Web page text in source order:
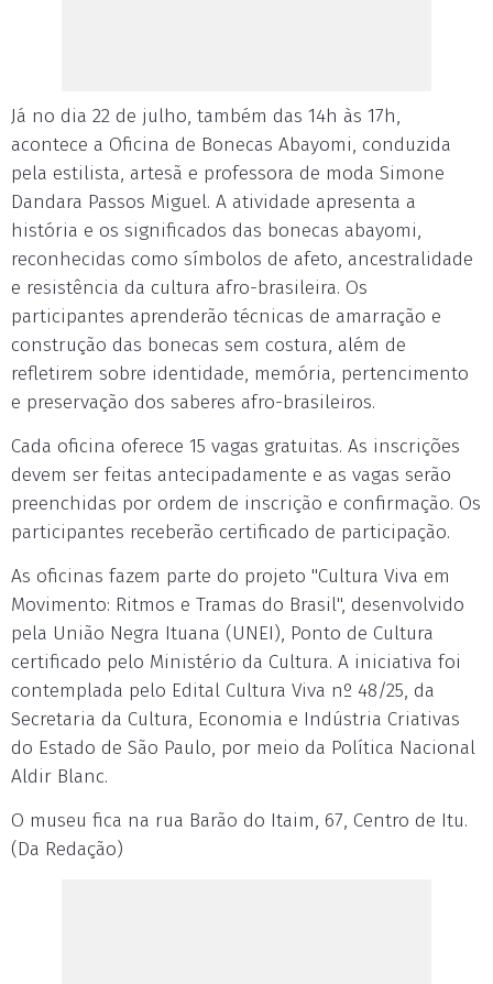
Já no dia 22 de julho, também das 14h às 17h,
acontece a Oficina de Bonecas Abayomi, conduzida
pela estilista, artesã e professora de moda Simone
Dandara Passos Miguel. A atividade apresenta a
história e os significados das bonecas abayomi,
reconhecidas como símbolos de afeto, ancestralidade
e resistência da cultura afro-brasileira. Os
participantes aprenderão técnicas de amarração e
construção das bonecas sem costura, além de
refletirem sobre identidade, memória, pertencimento
e preservação dos saberes afro-brasileiros.
Cada oficina oferece 15 vagas gratuitas. As inscrições
devem ser feitas antecipadamente e as vagas serão
preenchidas por ordem de inscrição e confirmação. Os
participantes receberão certificado de participação.
As oficinas fazem parte do projeto "Cultura Viva em
Movimento: Ritmos e Tramas do Brasil", desenvolvido
pela União Negra Ituana (UNEI), Ponto de Cultura
certificado pelo Ministério da Cultura. A iniciativa foi
contemplada pelo Edital Cultura Viva nº 48/25, da
Secretaria da Cultura, Economia e Indústria Criativas
do Estado de São Paulo, por meio da Política Nacional
Aldir Blanc.
O museu fica na rua Barão do Itaim, 67, Centro de Itu.
(Da Redação)